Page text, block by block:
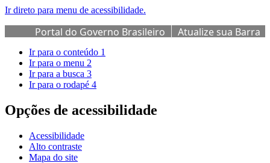
Ir direto para menu de acessibilidade.
Portal do Governo Brasileiro
Atualize sua Barra
de Governo
Ir para o conteúdo 1
Ir para o menu 2
Ir para a busca 3
Ir para o rodapé 4
Opções de acessibilidade
Acessibilidade
Alto contraste
Mapa do site